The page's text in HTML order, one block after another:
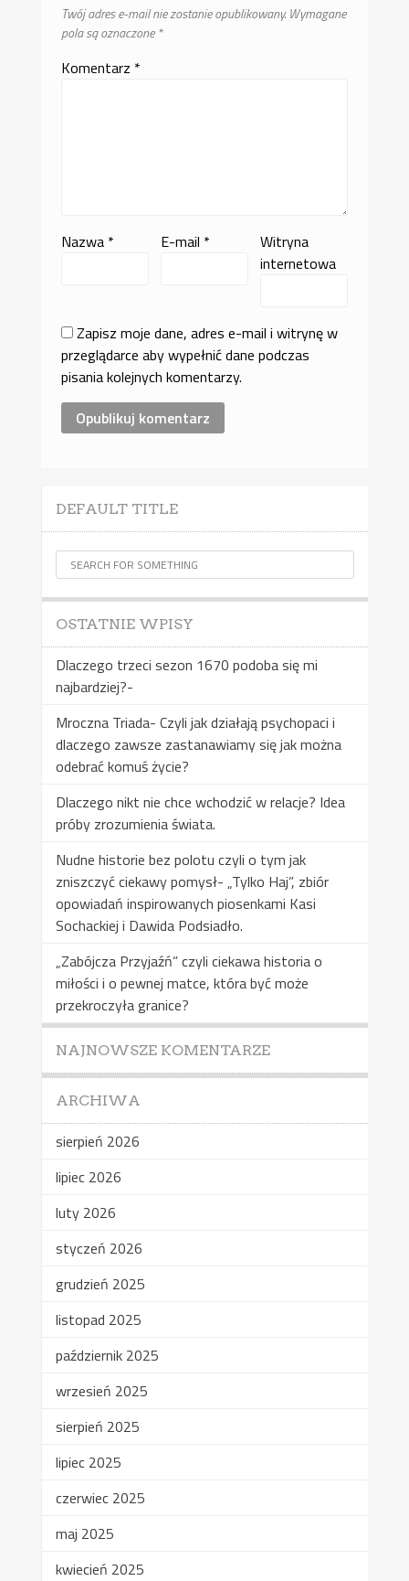
Twój adres e-mail nie zostanie opublikowany. Wymagane
pola są oznaczone*
Komentarz *
Nazwa * E-mail *
Witryna
internetowa
Zapisz moje dane, adres e-mail i witrynę w
przeglądarce aby wypełnić dane podczas
pisania kolejnych komentarzy.
DEFAULT TITLE
OSTATNIE WPISY
Dlaczego trzeci sezon 1670 podoba się mi
najbardziej?-
Mroczna Triada- Czyli jak działają psychopaci i
dlaczego zawsze zastanawiamy się jak można
odebrać komuś życie?
Dlaczego nikt nie chce wchodzić w relacje? Idea
próby zrozumienia świata.
Nudne historie bez polotu czyli o tym jak
zniszczyć ciekawy pomysł- „Tylko Haj”, zbiór
opowiadań inspirowanych piosenkami Kasi
Sochackiej i Dawida Podsiadło.
„Zabójcza Przyjaźń” czyli ciekawa historia o
miłości i o pewnej matce, która być może
przekroczyła granice?
NAJNOWSZE KOMENTARZE
ARCHIWA
sierpień 2026
lipiec 2026
luty 2026
styczeń 2026
grudzień 2025
listopad 2025
październik 2025
wrzesień 2025
sierpień 2025
lipiec 2025
czerwiec 2025
maj 2025
kwiecień 2025